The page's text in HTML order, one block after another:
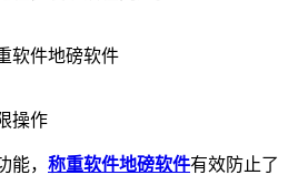
操作
， 称重软件地磅软件有效防止了